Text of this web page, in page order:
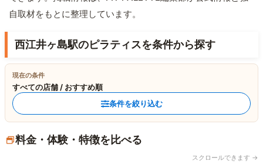
自取材をもとに整理しています。
西江井ヶ島駅のピラティスを条件から探す
現在の条件
すべての店舗 / おすすめ順
条件を絞り込む
料金・体験・特徴を比べる
スクロールできます →